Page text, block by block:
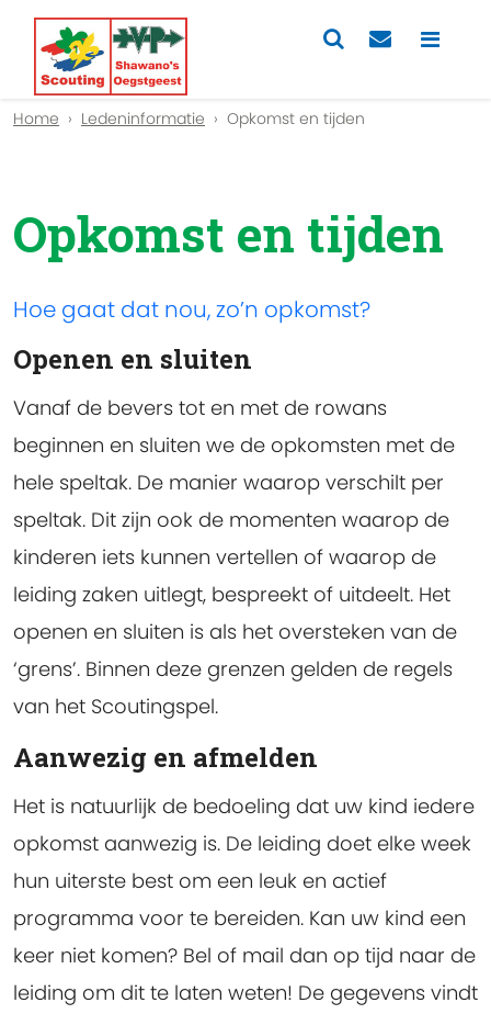
Home Ledeninformatie Opkomst en tijden
Opkomst en tijden
Hoe gaat dat nou, zo’n opkomst?
Openen en sluiten
Vanaf de bevers tot en met de rowans
beginnen en sluiten we de opkomsten met de
hele speltak. De manier waarop verschilt per
speltak. Dit zijn ook de momenten waarop de
kinderen iets kunnen vertellen of waarop de
leiding zaken uitlegt, bespreekt of uitdeelt. Het
openen en sluiten is als het oversteken van de
‘grens’. Binnen deze grenzen gelden de regels
van het Scoutingspel.
Aanwezig en afmelden
Het is natuurlijk de bedoeling dat uw kind iedere
opkomst aanwezig is. De leiding doet elke week
hun uiterste best om een leuk en actief
programma voor te bereiden. Kan uw kind een
keer niet komen? Bel of mail dan op tijd naar de
leiding om dit te laten weten! De gegevens vindt